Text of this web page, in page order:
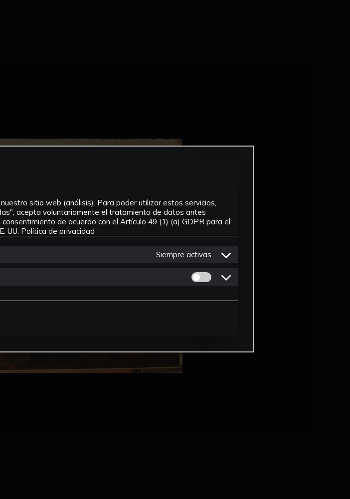
sitio web (análisis). Para poder utilizar estos servicios,
acepta voluntariamente el tratamiento de datos antes
de acuerdo con el Artículo 49 (1) (a) GDPR para el
UU. Política de privacidad
Siempre activas
Permitir cookies de Personalizacion